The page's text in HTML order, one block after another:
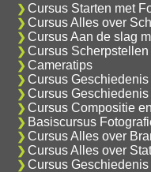
Cursus Starten met
Cursus Alles over
Cursus Aan de slag
Cursus
Cameratips
Cursus
Cursus
Cursus Compositie
Basiscursus
Cursus Alles over
Cursus Alles over
Cursus